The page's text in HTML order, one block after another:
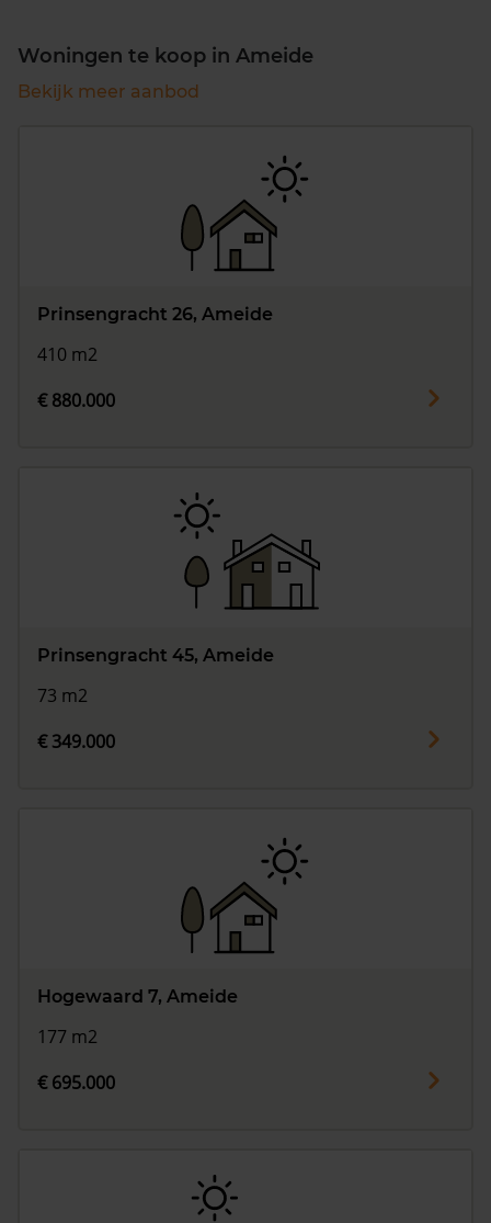
Woningen te koop in Ameide
Bekijk meer aanbod
Prinsengracht 26, Ameide
410 m2
€ 880.000
Prinsengracht 45, Ameide
73 m2
€ 349.000
Hogewaard 7, Ameide
177 m2
€ 695.000